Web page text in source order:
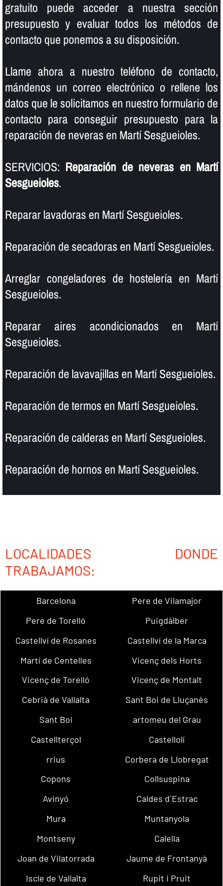
gratuito puede acceder a nuestra sección
presupuesto y evaluar todos los métodos de
contacto que ponemos a su disposición.
Llame ahora a nuestro teléfono de contacto,
mándenos un correo electrónico o rellene los
datos que le solicitamos en nuestro formulario de
contacto para conseguir presupuesto para la
reparación de neveras en Martí Sesgueioles.
SERVICIOS: Reparación de neveras en Martí
Sesgueioles.
Reparar lavadoras en Martí Sesgueioles.
Reparación de secadoras en Martí Sesgueioles.
Arreglar congeladores de hostelerí­a en Martí
Sesgueioles.
Reparar aires acondicionados en Martí
Sesgueioles.
Reparación de lavavajillas en Martí Sesgueioles.
Reparación de termos en Martí Sesgueioles.
Reparación de calderas en Martí Sesgueioles.
Reparación de hornos en Martí Sesgueioles.
LOCALIDADES DONDE
TRABAJAMOS:
Barcelona
Pere de Vilamajor
Pere de Torelló
Puigdàlber
Castellví de Rosanes
Castellví de la Marca
Martí de Centelles
Vicenç dels Horts
Vicenç de Torelló
Vicenç de Montalt
Cebrià de Vallalta
Sant Boi de Lluçanès
Sant Boi
artomeu del Grau
Castellterçol
Castellolí
rrius
Corbera de Llobregat
Copons
Collsuspina
Avinyó
Caldes d´Estrac
Mura
Muntanyola
Montseny
Calella
Joan de Vilatorrada
Jaume de Frontanyà
Iscle de Vallalta
Rupit i Pruit